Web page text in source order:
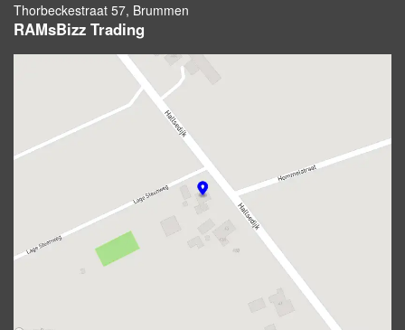
Thorbeckestraat 57, Brummen
RAMsBizz Trading